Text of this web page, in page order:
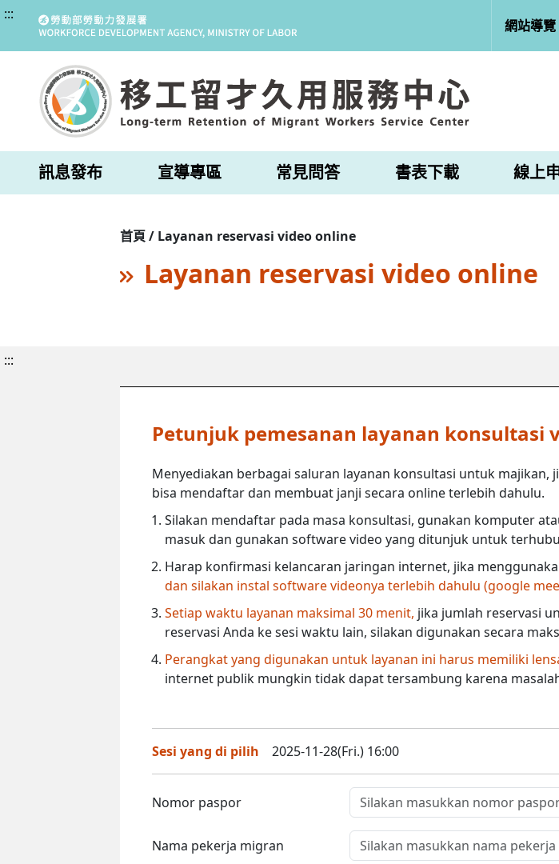
:::
網站導覽
訊息發布 宣導專區 常見問答 書表下載 線上
首頁 / Layanan reservasi video online
Layanan reservasi video online
:::
Petunjuk pemesanan layanan konsultasi
Menyediakan berbagai saluran layanan konsultasi untuk
bisa mendaftar dan membuat janji secara online terlebih dahulu.
Silakan mendaftar pada masa konsultasi, gunakan komputer
masuk dan gunakan software video yang ditunjuk untuk
Harap konfirmasi kelancaran jaringan internet, jika
dan silakan instal software videonya terlebih dahulu (google
Setiap waktu layanan maksimal 30 menit, jika jumlah reservasi
reservasi Anda ke sesi waktu lain, silakan digunakan secara
Perangkat yang digunakan untuk layanan ini harus memiliki
internet publik mungkin tidak dapat tersambung karena
Sesi yang di pilih 2025-11-28(Fri.) 16:00
Nomor paspor
Nama pekerja migran